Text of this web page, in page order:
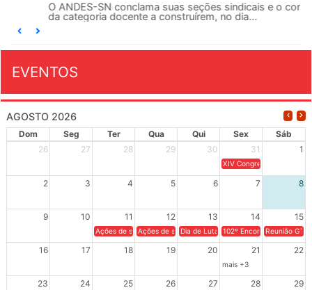
O ANDES-SN conclama suas seções sindicais e o conjunto
da categoria docente a construírem, no dia...
EVENTOS
AGOSTO 2026
Dom Seg Ter Qua Qui Sex
Sáb
31
XIV Congresso Brasileiro
11 12 13 14 15
Ações de solidariedade a Cuba no Rio Grande do Sul - 100
Ações de solidariedade a Cuba no Rio Grande do
Dia de Luta em Defesa de Cuba e da
102º Encontro da
Reunião
mais +3